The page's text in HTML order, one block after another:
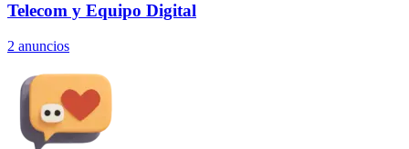
Telecom y Equipo Digital
2 anuncios